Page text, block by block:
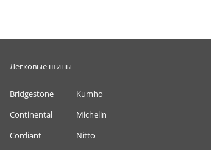
Легковые шины
Bridgestone
Continental
Cordiant
Kumho
Michelin
Nitto